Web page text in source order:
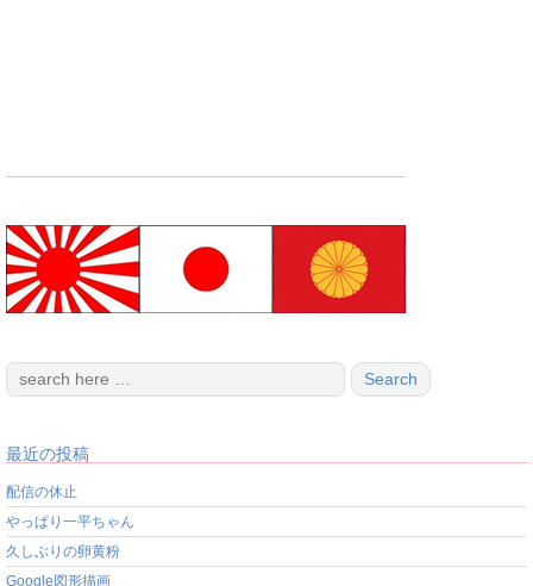
最近の投稿
配信の休止
やっぱり一平ちゃん
久しぶりの卵黄粉
Google図形描画